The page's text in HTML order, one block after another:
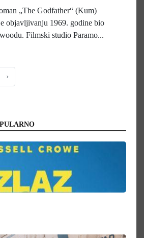
„The Godfather“ (Kum)
objavljivanju 1969. godine bio
Filmski studio Paramo...
›